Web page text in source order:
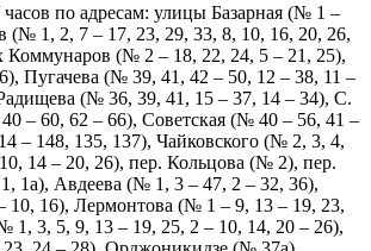
часов по адресам: улицы Базарная (№ 1 –
(№ 1, 2, 7 – 17, 23, 29, 33, 8, 10, 16, 20, 26,
Коммунаров (№ 2 – 18, 22, 24, 5 – 21, 25),
Пугачева (№ 39, 41, 42 – 50, 12 – 38, 11 –
(№ 36, 39, 41, 15 – 37, 14 – 34), С.
– 60, 62 – 66), Советская (№ 40 – 56, 41 –
– 148, 135, 137), Чайковского (№ 2, 3, 4,
14 – 20, 26), пер. Кольцова (№ 2), пер.
1а), Авдеева (№ 1, 3 – 47, 2 – 32, 36),
10, 16), Лермонтова (№ 1 – 9, 13 – 19, 23,
1, 3, 5, 9, 13 – 19, 25, 2 – 10, 14, 20 – 26),